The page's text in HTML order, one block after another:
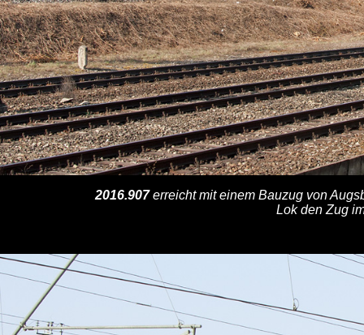
2016.907erreicht mit einem Bauzug von
Lok den Zug